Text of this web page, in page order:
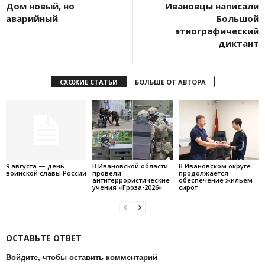
Дом новый, но
аварийный
Ивановцы написали
Большой
этнографический
диктант
СХОЖИЕ СТАТЬИ БОЛЬШЕ ОТ АВТОРА
9 августа — день
воинской славы России
В Ивановской области
провели
антитеррористические
учения «Гроза-2026»
В Ивановском округе
продолжается
обеспечение жильем
сирот
ОСТАВЬТЕ ОТВЕТ
Войдите, чтобы оставить комментарий